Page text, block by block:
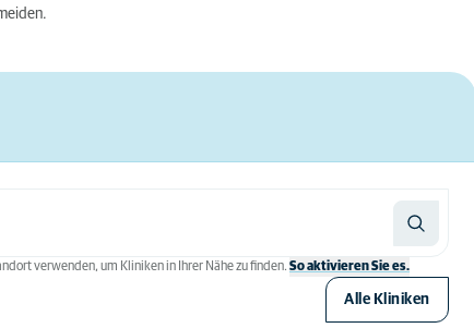
verwenden, um Kliniken in Ihrer Nähe zu finden. So aktivieren Sie es.
Alle Kliniken